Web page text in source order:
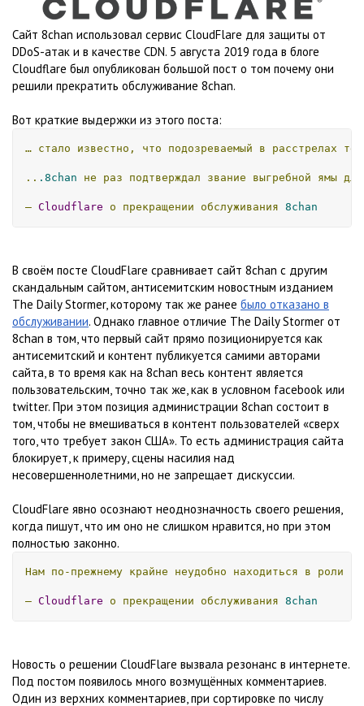
Сайт 8chan использовал сервис CloudFlare для защиты от
DDoS-атак и в качестве CDN. 5 августа 2019 года в блоге
Cloudflare был опубликован большой пост о том почему они
решили прекратить обслуживание 8chan.
Вот краткие выдержки из этого поста:
… стало известно, что подозреваемый в расстрелах
.. .8chan не раз подтверждал звание выгребной ямы для
— Cloudflare о прекращении обслуживания 8chan
В своём посте CloudFlare сравнивает сайт 8chan с другим
скандальным сайтом, антисемитским новостным изданием
The Daily Stormer, которому так же ранее было отказано в
обслуживании. Однако главное отличие The Daily Stormer от
8chan в том, что первый сайт прямо позиционируется как
антисемитский и контент публикуется самими авторами
сайта, в то время как на 8chan весь контент является
пользовательским, точно так же, как в условном facebook или
twitter. При этом позиция администрации 8chan состоит в
том, чтобы не вмешиваться в контент пользователей «сверх
того, что требует закон США». То есть администрация сайта
блокирует, к примеру, сцены насилия над
несовершеннолетними, но не запрещает дискуссии.
CloudFlare явно осознают неоднозначность своего решения,
когда пишут, что им оно не слишком нравится, но при этом
полностью законно.
Нам по-прежнему крайне неудобно находиться в роли
— Cloudflare о прекращении обслуживания 8chan
Новость о решении CloudFlare вызвала резонанс в интернете.
Под постом появилось много возмущённых комментариев.
Один из верхних комментариев, при сортировке по числу